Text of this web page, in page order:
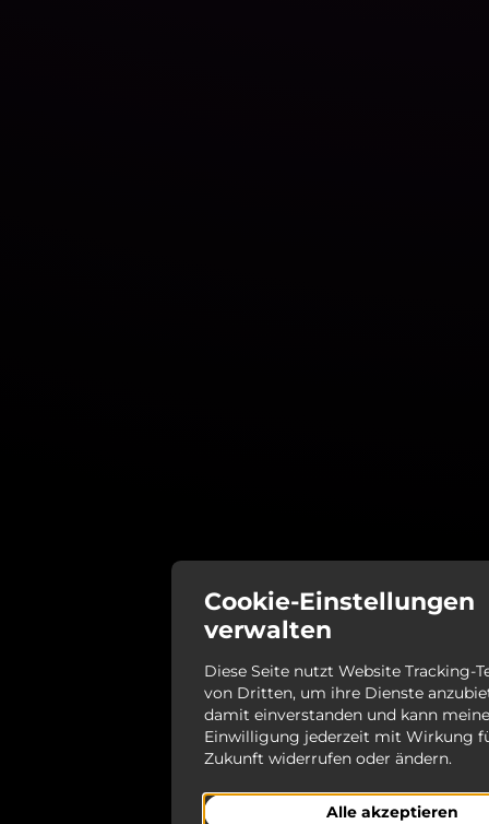
Cookie-Einstellungen
verwalten
Diese Seite nutzt Website Tracking-
von Dritten, um ihre Dienste
damit einverstanden und kann
Einwilligung jederzeit mit Wirkung
Zukunft widerrufen oder ändern.
Alle akzeptieren